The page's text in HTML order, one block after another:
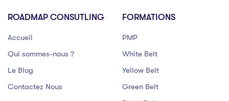
ROADMAP CONSUTLING
Accueil
Qui sommes-nous ?
Le Blog
Contactez Nous
FORMATIONS
PMP
White Belt
Yellow Belt
Green Belt